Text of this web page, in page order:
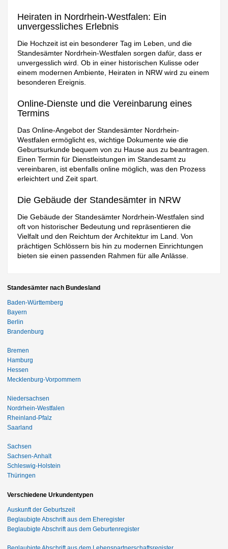
Heiraten in Nordrhein-Westfalen: Ein
unvergessliches Erlebnis
Die Hochzeit ist ein besonderer Tag im Leben, und die
Standesämter Nordrhein-Westfalen sorgen dafür, dass er
unvergesslich wird. Ob in einer historischen Kulisse oder
einem modernen Ambiente, Heiraten in NRW wird zu einem
besonderen Ereignis.
Online-Dienste und die Vereinbarung eines
Termins
Das Online-Angebot der Standesämter Nordrhein-
Westfalen ermöglicht es, wichtige Dokumente wie die
Geburtsurkunde bequem von zu Hause aus zu beantragen.
Einen Termin für Dienstleistungen im Standesamt zu
vereinbaren, ist ebenfalls online möglich, was den Prozess
erleichtert und Zeit spart.
Die Gebäude der Standesämter in NRW
Die Gebäude der Standesämter Nordrhein-Westfalen sind
oft von historischer Bedeutung und repräsentieren die
Vielfalt und den Reichtum der Architektur im Land. Von
prächtigen Schlössern bis hin zu modernen Einrichtungen
bieten sie einen passenden Rahmen für alle Anlässe.
Standesämter nach Bundesland
Baden-Württemberg
Bayern
Berlin
Brandenburg
Bremen
Hamburg
Hessen
Mecklenburg-Vorpommern
Niedersachsen
Nordrhein-Westfalen
Rheinland-Pfalz
Saarland
Sachsen
Sachsen-Anhalt
Schleswig-Holstein
Thüringen
Verschiedene Urkundentypen
Auskunft der Geburtszeit
Beglaubigte Abschrift aus dem Eheregister
Beglaubigte Abschrift aus dem Geburtenregister